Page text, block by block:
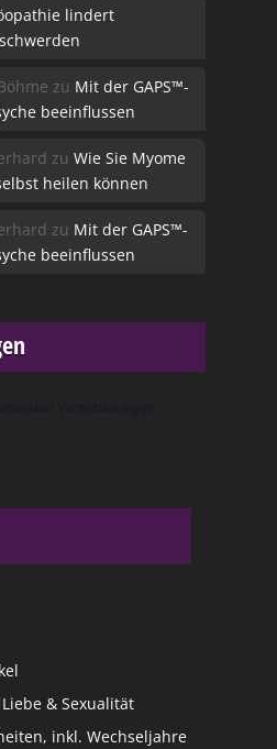
lindert
zu Mit der GAPS™-
beeinflussen
zu Wie Sie Myome
heilen können
zu Mit der GAPS™-
beeinflussen
& Sexualität
inkl. Wechseljahre